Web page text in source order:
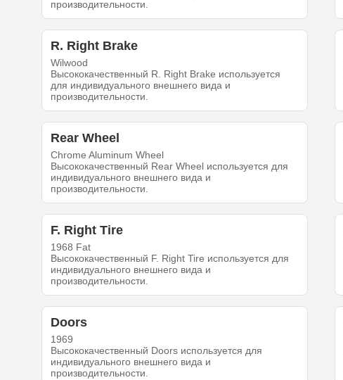
производительности.
R. Right Brake
Wilwood
Высококачественный R. Right Brake используется
для индивидуального внешнего вида и
производительности.
Rear Wheel
Chrome Aluminum Wheel
Высококачественный Rear Wheel используется для
индивидуального внешнего вида и
производительности.
F. Right Tire
1968 Fat
Высококачественный F. Right Tire используется для
индивидуального внешнего вида и
производительности.
Doors
1969
Высококачественный Doors используется для
индивидуального внешнего вида и
производительности.